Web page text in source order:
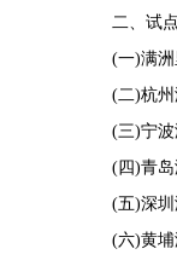
二、试点
(一)满洲里
(二)杭州海
(三)宁波
(四)青岛海
(五)深圳海
(六)黄埔海